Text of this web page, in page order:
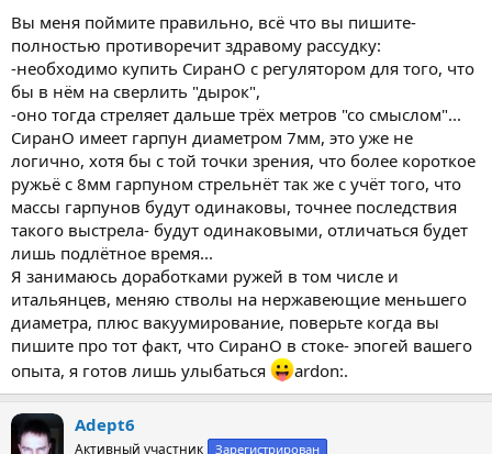
Вы меня поймите правильно, всё что вы пишите-
полностью противоречит здравому рассудку:
-необходимо купить СиранО с регулятором для того, что
бы в нём на сверлить "дырок",
-оно тогда стреляет дальше трёх метров "со смыслом"...
СиранО имеет гарпун диаметром 7мм, это уже не
логично, хотя бы с той точки зрения, что более короткое
ружьё с 8мм гарпуном стрельнёт так же с учёт того, что
массы гарпунов будут одинаковы, точнее последствия
такого выстрела- будут одинаковыми, отличаться будет
лишь подлётное время...
Я занимаюсь доработками ружей в том числе и
итальянцев, меняю стволы на нержавеющие меньшего
диаметра, плюс вакуумирование, поверьте когда вы
пишите про тот факт, что СиранО в стоке- эпогей вашего
опыта, я готов лишь улыбаться
ardon:.
Adept6
Активный участник Зарегистрирован